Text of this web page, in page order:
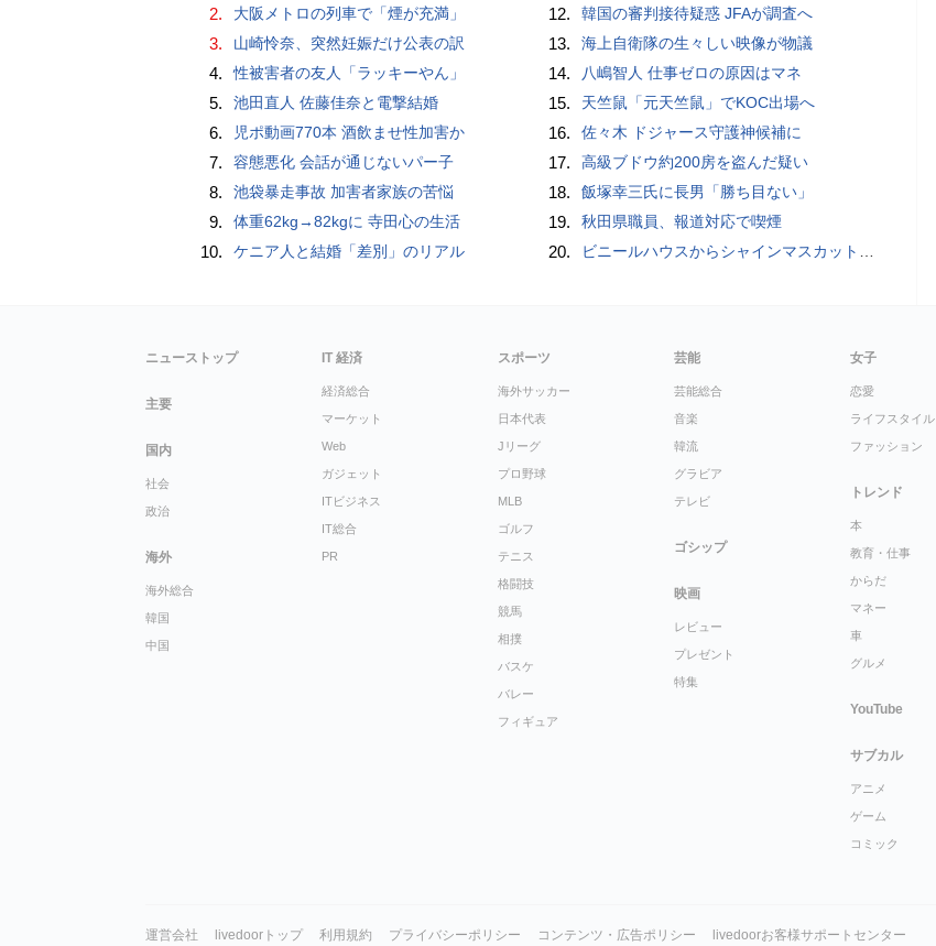
2. 大阪メトロの列車で「煙が充満」
3. 山崎怜奈、突然妊娠だけ公表の訳
4. 性被害者の友人「ラッキーやん」
5. 池田直人 佐藤佳奈と電撃結婚
6. 児ポ動画770本 酒飲ませ性加害か
7. 容態悪化 会話が通じないパー子
8. 池袋暴走事故 加害者家族の苦悩
9. 体重62kg→82kgに 寺田心の生活
10. ケニア人と結婚「差別」のリアル
12. 韓国の審判接待疑惑 JFAが調査へ
13. 海上自衛隊の生々しい映像が物議
14. 八嶋智人 仕事ゼロの原因はマネ
15. 天竺鼠「元天竺鼠」でKOC出場へ
16. 佐々木 ドジャース守護神候補に
17. 高級ブドウ約200房を盗んだ疑い
18. 飯塚幸三氏に長男「勝ち目ない」
19. 秋田県職員、報道対応で喫煙
20. ビニールハウスからシャインマスカット約200房を盗んだ疑い ネットで販売か 無職の男（42）逮捕 岡山県警
ニューストップ
主要
国内
社会
政治
海外
海外総合
韓国
中国
IT 経済
経済総合
マーケット
Web
ガジェット
ITビジネス
IT総合
PR
スポーツ
海外サッカー
日本代表
Jリーグ
プロ野球
MLB
ゴルフ
テニス
格闘技
競馬
相撲
バスケ
バレー
フィギュア
芸能
芸能総合
音楽
韓流
グラビア
テレビ
ゴシップ
映画
レビュー
プレゼント
特集
女子
恋愛
ライフスタイル
ファッション
トレンド
本
教育・仕事
からだ
マネー
車
グルメ
YouTube
サブカル
アニメ
ゲーム
コミック
運営会社 livedoorトップ 利用規約 プライバシーポリシー コンテンツ・広告ポリシー livedoorお客様サポートセンター